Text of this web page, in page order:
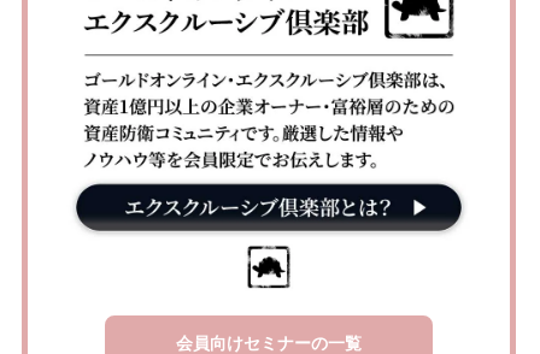
会員向けセミナーの一覧